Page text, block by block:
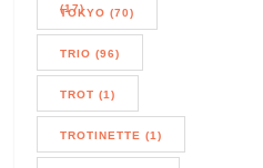
(17)
TOKYO (70)
TRIO (96)
TROT (1)
TROTINETTE (1)